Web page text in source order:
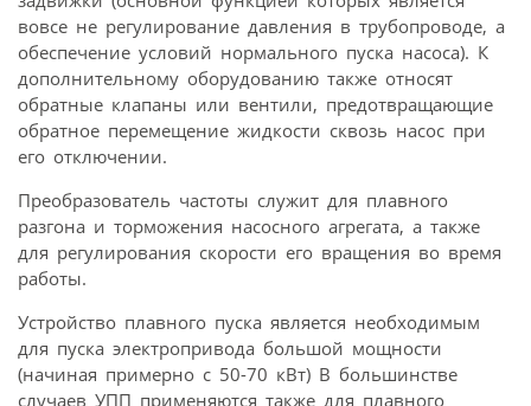
вовсе не регулирование давления в трубопроводе, а
обеспечение условий нормального пуска насоса). К
дополнительному оборудованию также относят
обратные клапаны или вентили, предотвращающие
обратное перемещение жидкости сквозь насос при
его отключении.
Преобразователь частоты служит для плавного
разгона и торможения насосного агрегата, а также
для регулирования скорости его вращения во время
работы.
Устройство плавного пуска является необходимым
для пуска электропривода большой мощности
(начиная примерно с 50-70 кВт) В большинстве
случаев УПП применяются также для плавного